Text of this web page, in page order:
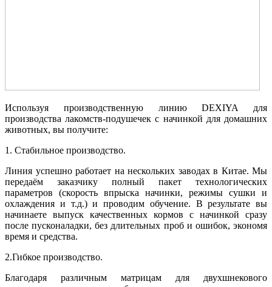
Используя производственную линию DEXIYA для
производства лакомств-подушечек с начинкой для домашних
животных, вы получите:
1. Стабильное производство.
Линия успешно работает на нескольких заводах в Китае. Мы
передаём заказчику полный пакет технологических
параметров (скорость впрыска начинки, режимы сушки и
охлаждения и т.д.) и проводим обучение. В результате вы
начинаете выпуск качественных кормов с начинкой сразу
после пусконаладки, без длительных проб и ошибок, экономя
время и средства.
2.Гибкое производство.
Благодаря различным матрицам для двухшнекового